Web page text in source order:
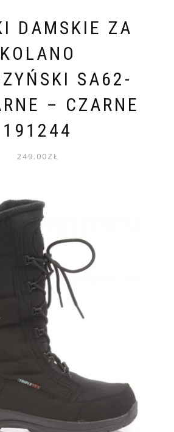
DAMSKIE ZA
KOLANO
SA62-
– CZARNE
191244
249.00ZŁ